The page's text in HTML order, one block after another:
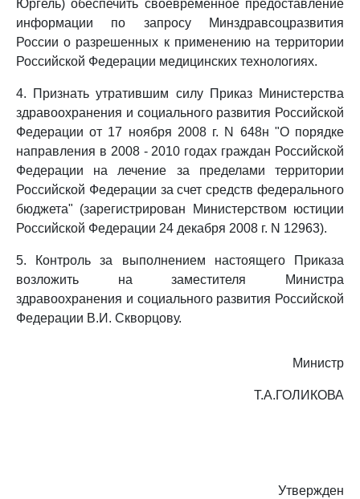
Юргель) обеспечить своевременное предоставление
информации по запросу Минздравсоцразвития
России о разрешенных к применению на территории
Российской Федерации медицинских технологиях.
4. Признать утратившим силу Приказ Министерства
здравоохранения и социального развития Российской
Федерации от 17 ноября 2008 г. N 648н "О порядке
направления в 2008 - 2010 годах граждан Российской
Федерации на лечение за пределами территории
Российской Федерации за счет средств федерального
бюджета" (зарегистрирован Министерством юстиции
Российской Федерации 24 декабря 2008 г. N 12963).
5. Контроль за выполнением настоящего Приказа
возложить на заместителя Министра
здравоохранения и социального развития Российской
Федерации В.И. Скворцову.
Министр
Т.А.ГОЛИКОВА
Утвержден